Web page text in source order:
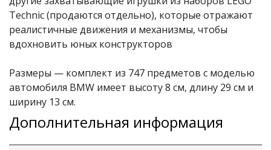
Technic (продаются отдельно), которые отражают
реалистичные движения и механизмы, чтобы
вдохновить юных конструкторов
Размеры — комплект из 747 предметов с моделью
автомобиля BMW имеет высоту 8 см, длину 29 см и
ширину 13 см.
Дополнительная информация